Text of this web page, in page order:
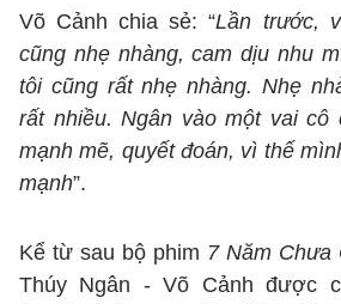
Võ Cảnh chia sẻ: “Lần trước,
cũng nhẹ nhàng, cam dịu nhu
tôi cũng rất nhẹ nhàng. Nhẹ
rất nhiều. Ngân vào một vai cô
mạnh mẽ, quyết đoán, vì thế
mạnh”.
Kể từ sau bộ phim 7 Năm Chưa
Thúy Ngân - Võ Cảnh được